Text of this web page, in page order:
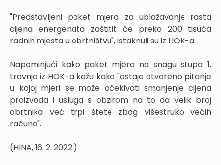
"Predstavljeni paket mjera za ublažavanje rasta
cijena energenata zaštitit će preko 200 tisuća
radnih mjesta u obrtništvu", istaknuli su iz HOK-a.
Napominjući kako paket mjera na snagu stupa 1.
travnja iz HOK-a kažu kako "ostaje otvoreno pitanje
u kojoj mjeri se može očekivati smanjenje cijena
proizvoda i usluga s obzirom na to da velik broj
obrtnika već trpi štete zbog višestruko većih
računa".
(HINA, 16. 2. 2022.)